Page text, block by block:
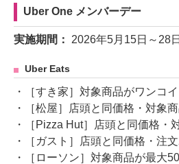
Uber One メンバーデー
実施期間： 2026年5月15日～28日
Uber Eats
・［すき家］対象商品がワンコイ
・［松屋］店頭と同価格・対象
・［Pizza Hut］店頭と同価格・
・［ガスト］店頭と同価格・注
・［ローソン］対象商品が最大